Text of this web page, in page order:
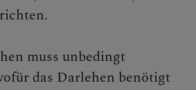
muss unbedingt
das Darlehen benötigt